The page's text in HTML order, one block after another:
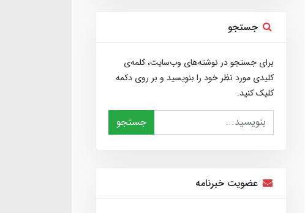
جستجو
برای جستجو در نوشته‌های وب‌سایت، کلمه‌ی
کلیدی مورد نظر خود را بنویسید و بر روی دکمه
کلیک کنید.
جستجو
عضویت خبرنامه